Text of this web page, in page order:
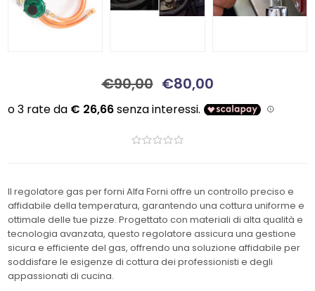
€90,00 €80,00
Il regolatore gas per forni Alfa Forni offre un controllo preciso e
affidabile della temperatura, garantendo una cottura uniforme e
ottimale delle tue pizze. Progettato con materiali di alta qualità e
tecnologia avanzata, questo regolatore assicura una gestione
sicura e efficiente del gas, offrendo una soluzione affidabile per
soddisfare le esigenze di cottura dei professionisti e degli
appassionati di cucina.